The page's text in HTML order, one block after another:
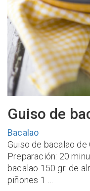
Guiso de
Bacalao
Guiso de bacalao de
Preparación: 20
bacalao 150 gr. de
piñones 1 …